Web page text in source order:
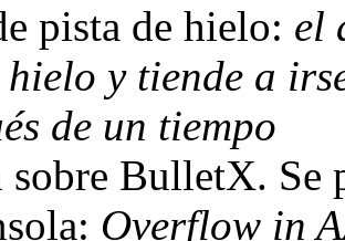
pista de hielo: el
hielo y tiende a
de un tiempo
sobre BulletX. Se
Overflow in